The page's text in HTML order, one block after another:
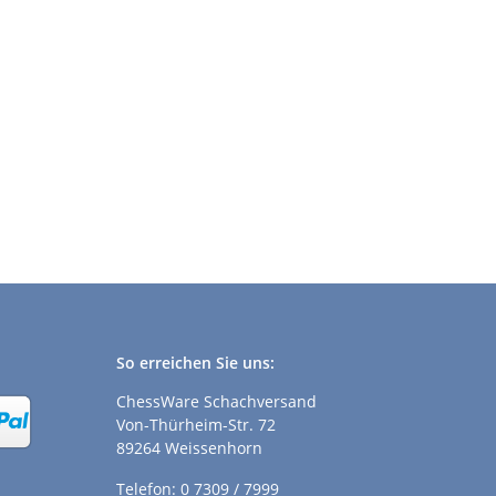
So erreichen Sie uns:
ChessWare Schachversand
Von-Thürheim-Str. 72
89264 Weissenhorn
Telefon: 0 7309 / 7999